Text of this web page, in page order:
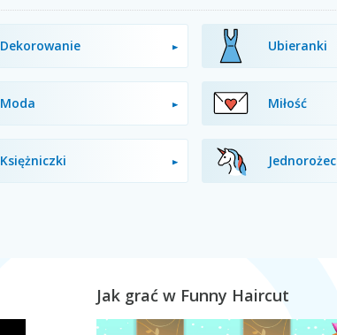
Dekorowanie Ubieranki
Moda Miłość
Księżniczki Jednorożec
Jak grać w Funny Haircut